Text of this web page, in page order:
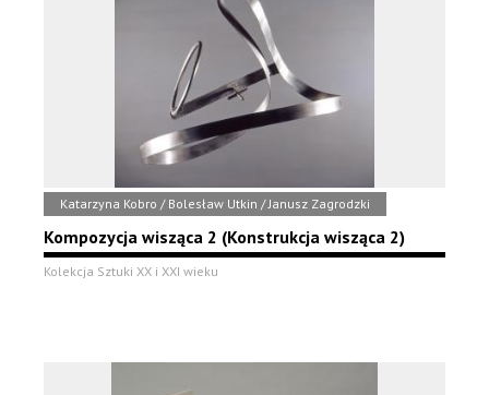
Katarzyna Kobro / Bolesław Utkin / Janusz Zagrodzki
Kompozycja wisząca 2 (Konstrukcja wisząca 2)
Kolekcja Sztuki XX i XXI wieku